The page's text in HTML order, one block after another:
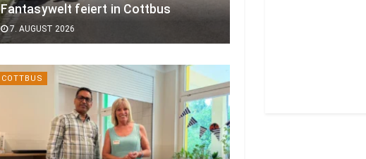
Fantasywelt feiert in Cottbus
7. AUGUST 2026
COTTBUS